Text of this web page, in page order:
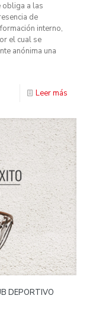
obliga a las
de
interno,
el cual se
anónima una
Leer más
DEPORTIVO